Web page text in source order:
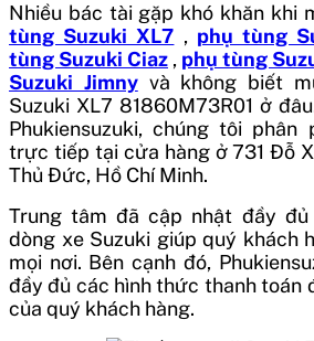
Nhiều bác tài gặp khó khăn khi
tùng Suzuki XL7 , phụ tùng
tùng Suzuki Ciaz , phụ tùng
Suzuki Jimnyvà không biết
Suzuki XL7 81860M73R01 ở
Phukiensuzuki, chúng tôi
trực tiếp tại cửa hàng ở 731 Đỗ
Thủ Đức, Hồ Chí Minh.
Trung tâm đã cập nhật đầy
dòng xe Suzuki giúp quý khách
mọi nơi. Bên cạnh đó,
đầy đủ các hình thức thanh toán
của quý khách hàng.